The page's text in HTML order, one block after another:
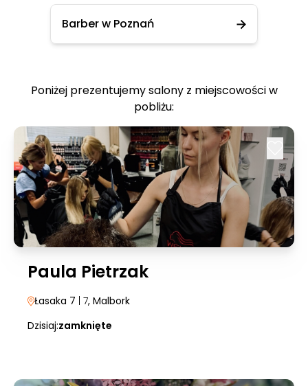
Barber w Poznań
Poniżej prezentujemy salony z miejscowości w
pobliżu:
Paula Pietrzak
Łasaka 7 | 7, Malbork
Dzisiaj:zamknięte